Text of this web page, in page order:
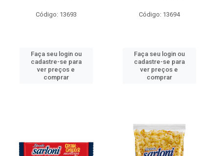
Código: 13693
Faça seu login ou
cadastre-se para
ver preços e
comprar
Código: 13694
Faça seu login ou
cadastre-se para
ver preços e
comprar